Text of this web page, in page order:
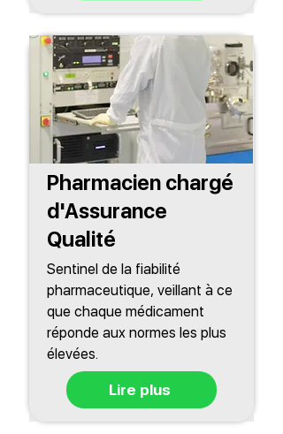
Pharmacien chargé
d'Assurance
Qualité
Sentinel de la fiabilité
pharmaceutique, veillant à ce
que chaque médicament
réponde aux normes les plus
élevées.
Lire plus